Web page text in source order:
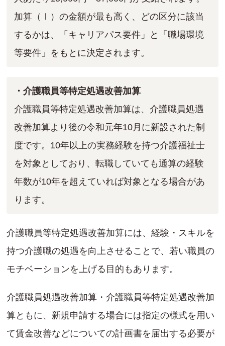
加算（Ⅰ）の金額が最も高く、どの区分に該当
するかは、「キャリアパス要件」と「職場環境
等要件」をもとに決定されます。
・介護職員等特定処遇改善加算
介護職員等特定処遇改善加算は、介護職員処遇
改善加算より後の令和元年10月に新設された制
度です。10年以上の実務経験を持つ介護福祉士
を対象としており、転職していても通算の経験
年数が10年を超えていれば対象となる場合があ
ります。
介護職員等特定処遇改善加算には、経験・スキルを
持つ介護職の処遇を向上させることで、若い職員の
モチベーションを上げる目的もあります。
介護職員処遇改善加算・介護職員等特定処遇改善加
算ともに、新規申請する場合には指定の様式を用い
て賃金改善などについての計画書を届出する必要が